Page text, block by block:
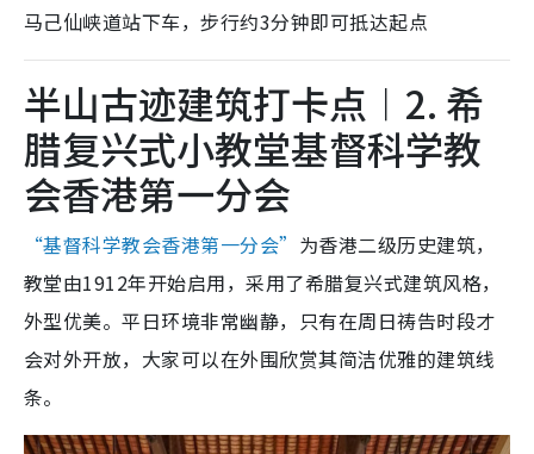
马己仙峡道站下车，步行约3分钟即可抵达起点
半山古迹建筑打卡点︱2. 希
腊复兴式小教堂基督科学教
会香港第一分会
“基督科学教会香港第一分会” 为香港二级历史建筑，
教堂由1912年开始启用，采用了希腊复兴式建筑风格，
外型优美。平日环境非常幽静，只有在周日祷告时段才
会对外开放，大家可以在外围欣赏其简洁优雅的建筑线
条。